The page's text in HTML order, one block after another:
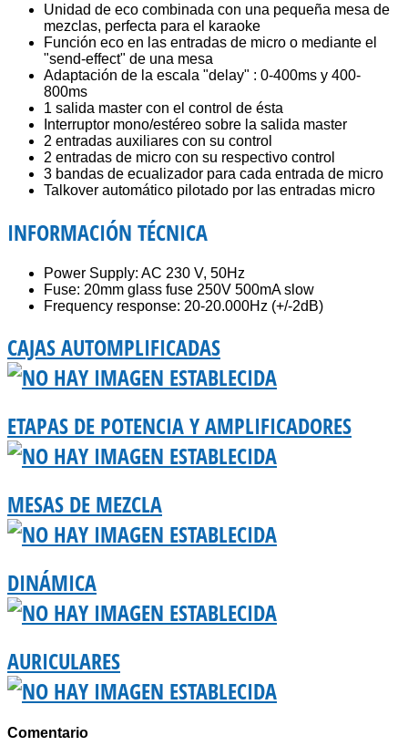
Unidad de eco combinada con una pequeña mesa de
mezclas, perfecta para el karaoke
Función eco en las entradas de micro o mediante el
"send-effect" de una mesa
Adaptación de la escala "delay" : 0-400ms y 400-
800ms
1 salida master con el control de ésta
Interruptor mono/estéreo sobre la salida master
2 entradas auxiliares con su control
2 entradas de micro con su respectivo control
3 bandas de ecualizador para cada entrada de micro
Talkover automático pilotado por las entradas micro
INFORMACIÓN TÉCNICA
Power Supply: AC 230 V, 50Hz
Fuse: 20mm glass fuse 250V 500mA slow
Frequency response: 20-20.000Hz (+/-2dB)
CAJAS AUTOMPLIFICADAS
ETAPAS DE POTENCIA Y AMPLIFICADORES
MESAS DE MEZCLA
DINÁMICA
AURICULARES
Comentario